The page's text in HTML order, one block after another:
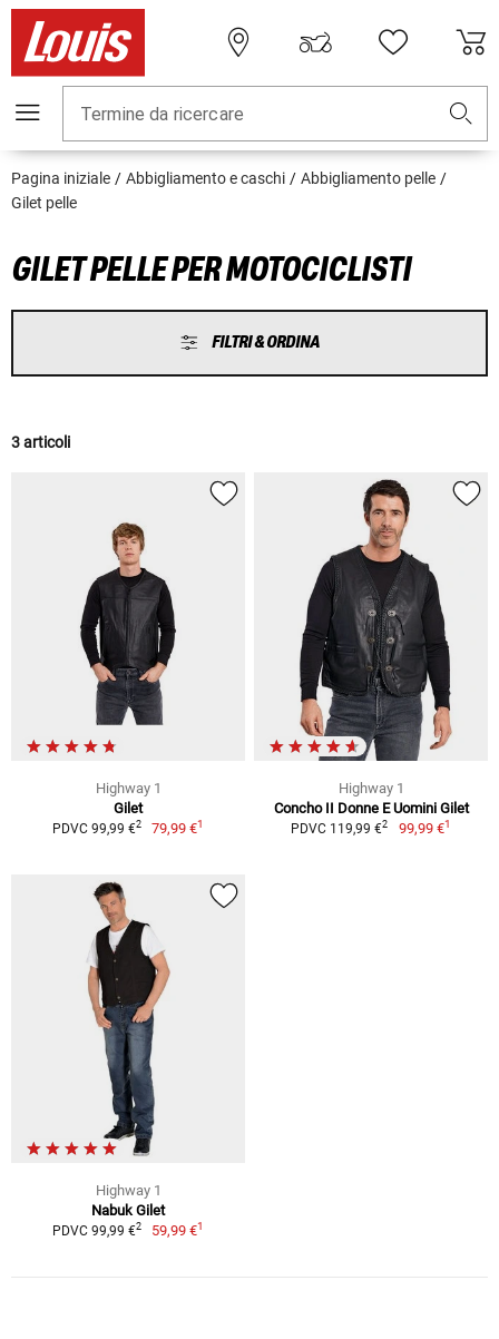
Termine da ricercare
Pagina iniziale Abbigliamento e caschi
Abbigliamento pelle
Gilet pelle
GILET PELLE PER MOTOCICLISTI
FILTRI & ORDINA
3 articoli
Highway 1
Gilet
PDVC 99,99 €2 79,99 €1
Highway 1
Concho II Donne E Uomini Gilet
PDVC 119,99 €2 99,99 €1
Highway 1
Nabuk Gilet
PDVC 99,99 €2 59,99 €1